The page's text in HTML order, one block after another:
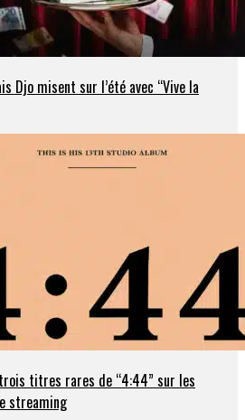
Djo misent sur l’été avec “Vive la
titres rares de “4:44” sur les
streaming